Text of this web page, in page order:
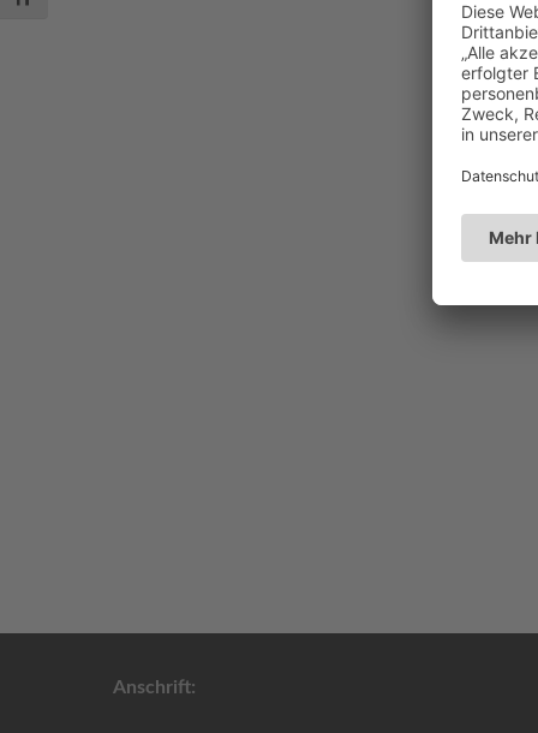
Anschrift: